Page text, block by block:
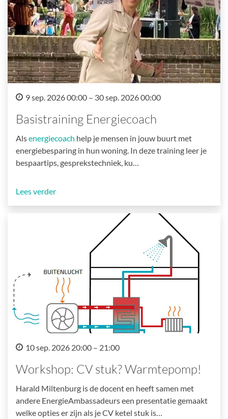
9 sep. 2026 00:00 – 30 sep. 2026 00:00
Basistraining Energiecoach
Alsenergiecoach help je mensen in jouw buurt met
energiebesparing in hun woning. In deze training leer je
bespaartips, gesprekstechniek, ku…
Lees verder
10 sep. 2026 20:00 – 21:00
Workshop: CV stuk? Warmtepomp!
Harald Miltenburg is de docent en heeft samen met
andere EnergieAmbassadeurs een presentatie gemaakt
welke opties er zijn als je CV ketel stuk is…